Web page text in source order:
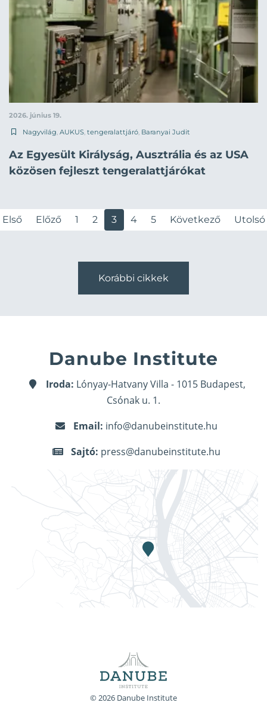
2026. június 19.
Nagyvilág, AUKUS, tengeralattjáró, Baranyai Judit
Az Egyesült Királyság, Ausztrália és az USA
közösen fejleszt tengeralattjárókat
Első Előző 1 2 3 4 5 Következő Utolsó
Korábbi cikkek
Danube Institute
Iroda: Lónyay-Hatvany Villa - 1015 Budapest,
Csónak u. 1.
Email: info@danubeinstitute.hu
Sajtó: press@danubeinstitute.hu
© 2026 Danube Institute